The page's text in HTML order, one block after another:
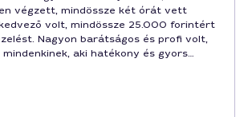
végzett, mindössze két órát vett
volt, mindössze 25.000 forintért
Nagyon barátságos és profi volt,
aki hatékony és gyors